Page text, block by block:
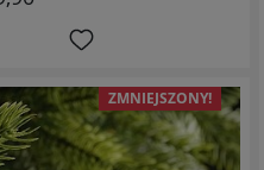
ZMNIEJSZONY!